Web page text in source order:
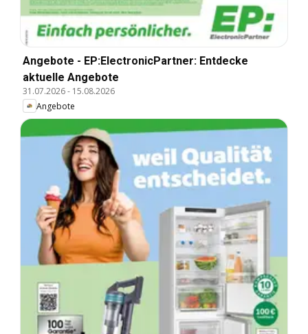
Angebote - EP:ElectronicPartner: Entdecke
aktuelle Angebote
31.07.2026- 15.08.2026
Angebote